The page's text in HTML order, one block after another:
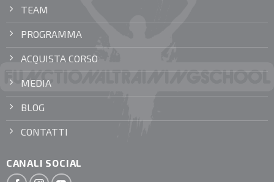
TEAM
PROGRAMMA
ACQUISTA CORSO
MEDIA
BLOG
CONTATTI
CANALI SOCIAL